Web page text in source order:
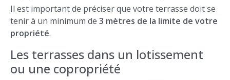
Il est important de préciser que votre terrasse doit se
tenir à un minimum de 3 mètres de la limite de votre
propriété.
Les terrasses dans un lotissement
ou une copropriété